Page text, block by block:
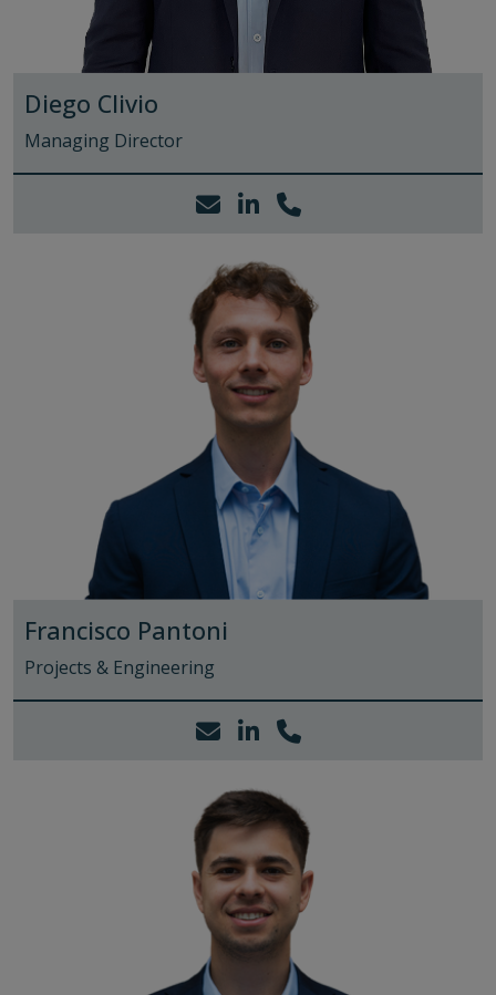
Diego Clivio
Managing Director
Francisco Pantoni
Projects & Engineering